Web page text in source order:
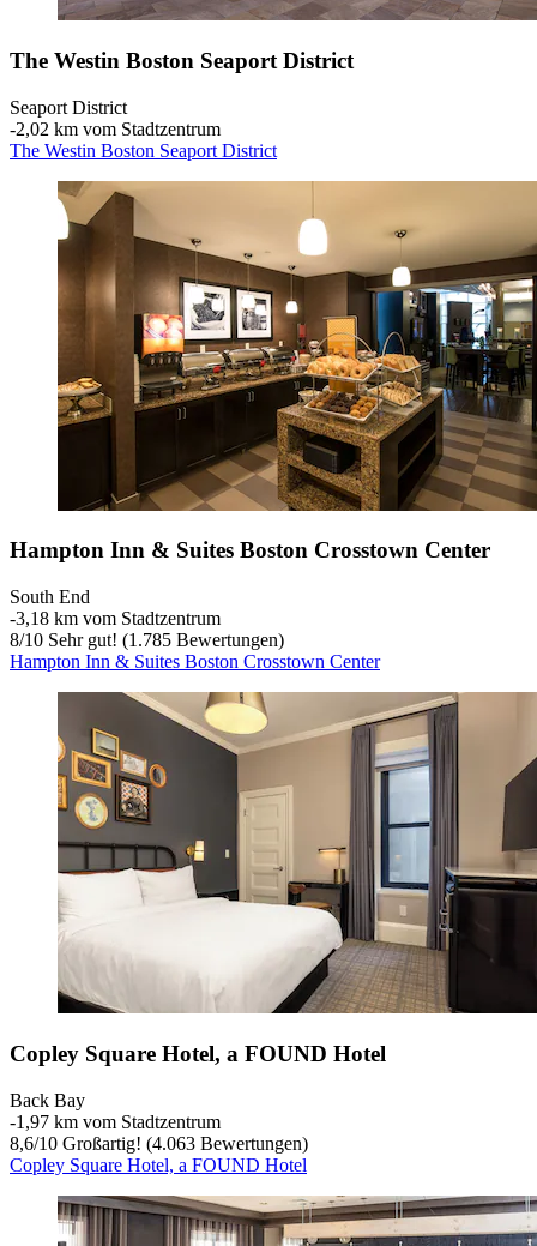
The Westin Boston Seaport District
Seaport District
‐2,02 km vom Stadtzentrum
The Westin Boston Seaport District
Hampton Inn & Suites Boston Crosstown Center
South End
‐3,18 km vom Stadtzentrum
8/10 Sehr gut! (1.785 Bewertungen)
Hampton Inn & Suites Boston Crosstown Center
Copley Square Hotel, a FOUND Hotel
Back Bay
‐1,97 km vom Stadtzentrum
8,6/10 Großartig! (4.063 Bewertungen)
Copley Square Hotel, a FOUND Hotel